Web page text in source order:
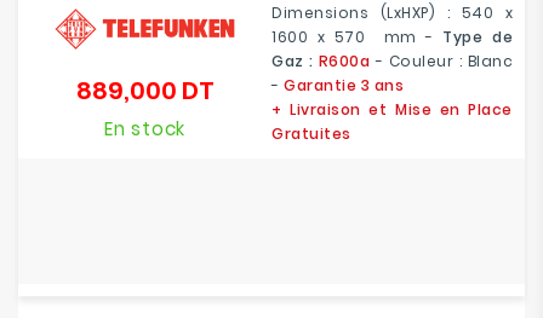
Dimensions (LxHXP) : 540 x
1600 x 570 mm- Type de
Gaz : R600a - Couleur : Blanc
- Garantie 3 ans
+ Livraison et Mise en Place
Gratuites
889,000 DTPrix
En stock